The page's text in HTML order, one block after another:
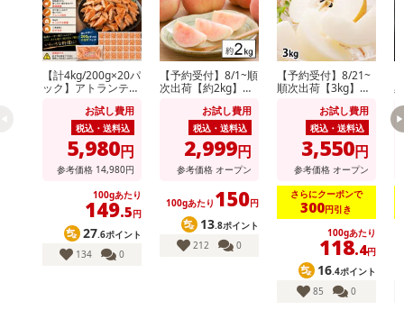
【計4kg/200g×20パ
ック】アトランティ
切り落としお試し費用
税込・送料込
5,980円
参考価格 14,980円
100gあたり
149.5円
27.6ポイント
134
0
【予約受付】8/1~順
次出荷【約2kg】山
玉数おまかせ)※ご家
お試し費用
税込・送料込
2,999円
参考価格 オープン
100gあたり 150円
13.8ポイント
212
0
【予約受付】8/21~
順次出荷【3kg】九
種おまかせ》(ご家
お試し費用
税込・送料込
3,550円
参考価格 オープン
さらにクーポンで
300円引き
100gあたり
118.4円
16.4ポイント
85
0